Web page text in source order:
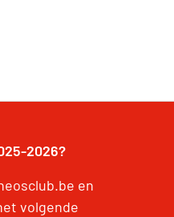
2026?
en
volgende